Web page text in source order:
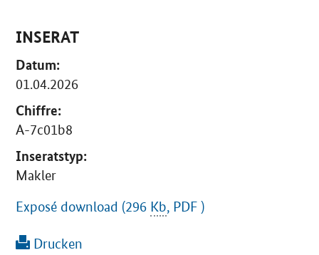
INSERAT
Datum:
01.04.2026
Chiffre:
A-7c01b8
Inseratstyp:
Makler
Exposé download (296 Kb, PDF )
Drucken